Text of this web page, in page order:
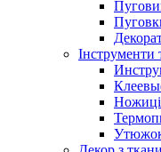
Інструменти
Ножиці
Утюжок